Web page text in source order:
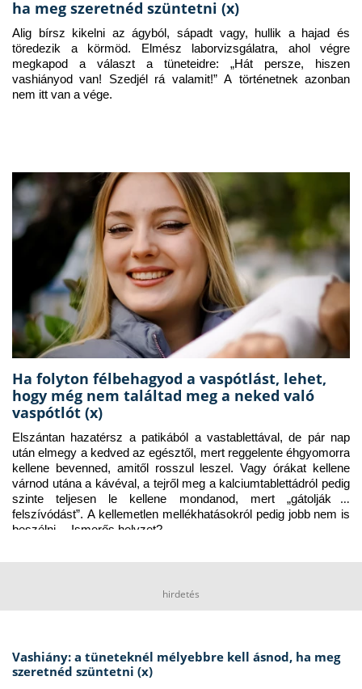
ha meg szeretnéd szüntetni (x)
Alig bírsz kikelni az ágyból, sápadt vagy, hullik a hajad és
töredezik a körmöd. Elmész laborvizsgálatra, ahol végre
megkapod a választ a tüneteidre: „Hát persze, hiszen
vashiányod van! Szedjél rá valamit!” A történetnek azonban
nem itt van a vége.
Ha folyton félbehagyod a vaspótlást, lehet,
hogy még nem találtad meg a neked való
vaspótlót (x)
Elszántan hazatérsz a patikából a vastablettával, de pár nap
után elmegy a kedved az egésztől, mert reggelente éhgyomorra
kellene bevenned, amitől rosszul leszel. Vagy órákat kellene
várnod utána a kávéval, a tejről meg a kalciumtablettádról pedig
szinte teljesen le kellene mondanod, mert „gátolják a
felszívódást”. A kellemetlen mellékhatásokról pedig jobb nem is
beszélni… Ismerős helyzet?
hirdetés
Vashiány: a tüneteknél mélyebbre kell ásnod, ha meg
szeretnéd szüntetni (x)